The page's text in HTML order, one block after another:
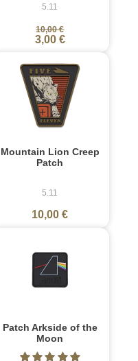
5.11
10,00 €
3,00 €
Mountain Lion Creep
Patch
5.11
10,00 €
Patch Arkside of the
Moon